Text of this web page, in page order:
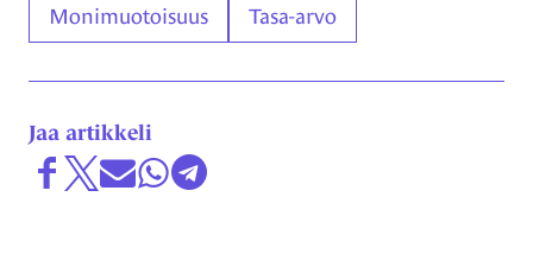
Monimuotoisuus Tasa-arvo
Jaa artikkeli
Jaa Facebookissa
Share on X
Jaa sähköpostitse
Jaa WhatsAppissa
Jaa Telegramissa